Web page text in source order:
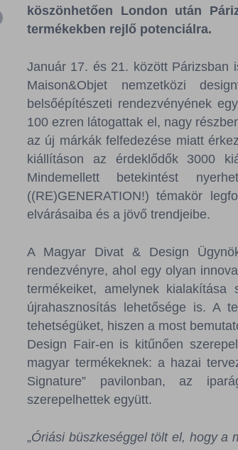
köszönhetően London után
termékekben rejlő potenciálra.
Január 17. és 21. között Párizsban
Maison&Objet nemzetközi
belsőépítészeti rendezvényének
100 ezren látogattak el, nagy
az új márkák felfedezése miatt
kiállításon az érdeklődők 3000
Mindemellett betekintést
((RE)GENERATION!) témakör
elvárásaiba és a jövő trendjeibe.
A Magyar Divat & Design
rendezvényre, ahol egy olyan
termékeiket, amelynek
újrahasznosítás lehetősége is. A
tehetségüket, hiszen a most
Design Fair-en is kitűnően
magyar termékeknek: a hazai
Signature” pavilonban, az
szerepelhettek együtt.
„Óriási büszkeséggel tölt el, hogy a